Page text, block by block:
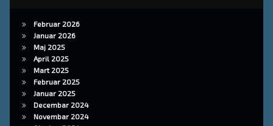
Februar 2026
Januar 2026
Maj 2025
April 2025
Mart 2025
Februar 2025
Januar 2025
Decembar 2024
Novembar 2024